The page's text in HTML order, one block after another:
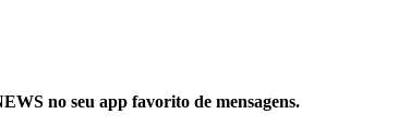
no seu app favorito de mensagens.